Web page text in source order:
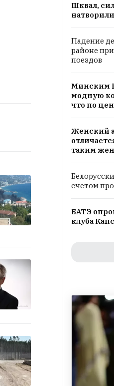
Шквал,
Падение
районе
поездов
Минским
модную
что по
Женский
таким
счетом
БАТЭ
клуба